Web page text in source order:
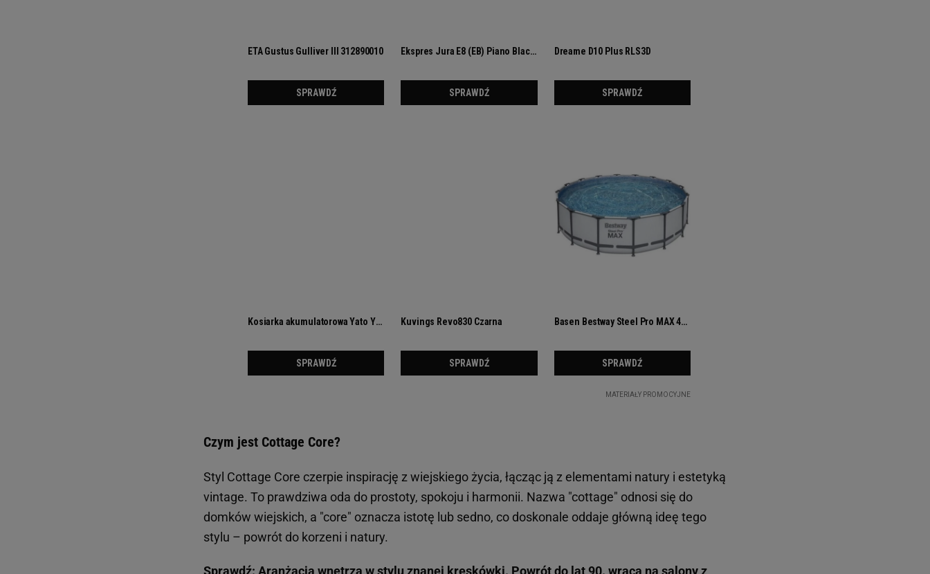
Czym jest Cottage Core?
Styl Cottage Core czerpie inspirację z wiejskiego życia, łącząc ją z elementami natury i estetyką
vintage. To prawdziwa oda do prostoty, spokoju i harmonii. Nazwa "cottage" odnosi się do
domków wiejskich, a "core" oznacza istotę lub sedno, co doskonale oddaje główną ideę tego
stylu – powrót do korzeni i natury.
Sprawdź: Aranżacja wnętrza w stylu znanej kreskówki. Powrót do lat 90. wraca na salony z